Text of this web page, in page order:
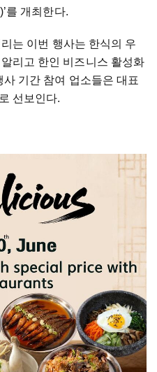
를 개최한다.
는 이번 행사는 한식의 우
리고 한인 비즈니스 활성화
기간 참여 업소들은 대표
선보인다.